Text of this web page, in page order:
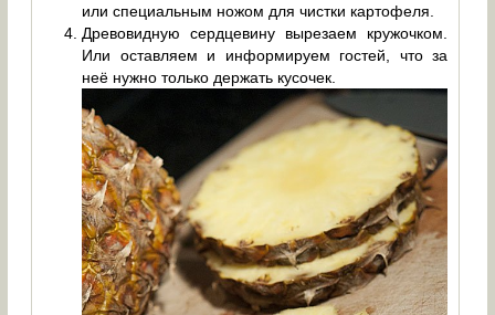
или специальным ножом для чистки картофеля.
Древовидную сердцевину вырезаем кружочком.
Или оставляем и информируем гостей, что за
неё нужно только держать кусочек.